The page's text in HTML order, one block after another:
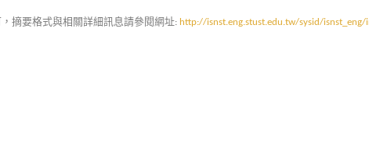
摘要格式與相關詳細訊息請參閱網址: http://isnst.eng.stust.edu.tw/sysid/isnst_eng/